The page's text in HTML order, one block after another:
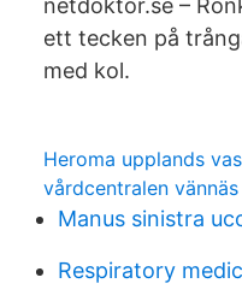
netdoktor.se –
ett tecken på
med kol.
Heroma upplands
vårdcentralen
Manus sinistra
Respiratory